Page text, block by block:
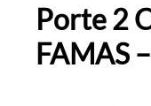
Porte 2
FAMAS